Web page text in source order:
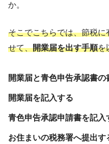
か。
そこでこちらでは、節税
せて、開業届を出す手順を
開業届と青色申告承認書の
開業届を記入する
青色申告承認申請書を記入
お住まいの税務署へ提出す